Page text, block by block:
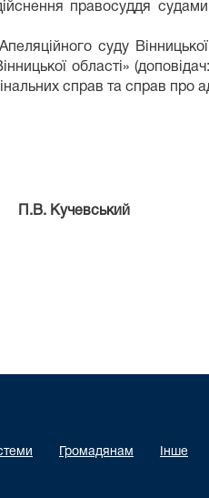
правосуддя судами
суду
області»
справ та справ про
Громадянам Інше